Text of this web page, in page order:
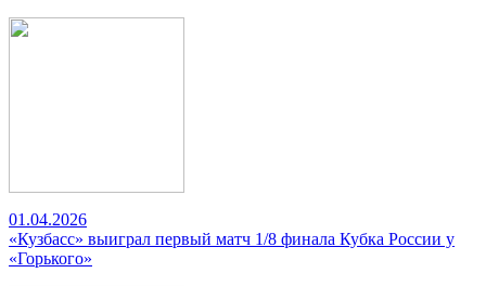
01.04.2026
«Кузбасс» выиграл первый матч 1/8 финала Кубка России у
«Горького»